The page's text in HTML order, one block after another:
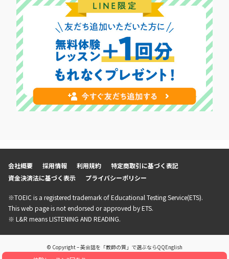
会社概要 採用情報 利用規約
特定商取引に基づく表記
資金決済法に基づく表示
プライバシーポリシー
※TOEIC is a registered trademark of Educational Testing Service(ETS).
This web page is not endorsed or approved by ETS.
※ L&R means LISTENING AND READING.
© Copyright – 英会話を「教師の質」で選ぶならQQEnglish